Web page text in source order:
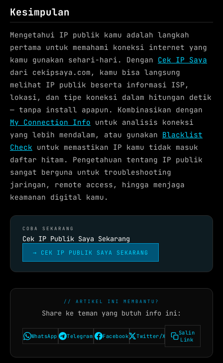
Kesimpulan
Mengetahui IP publik kamu adalah langkah
pertama untuk memahami koneksi internet yang
kamu gunakan sehari-hari. Dengan Cek IP Saya
dari cekipsaya.com, kamu bisa langsung
melihat IP publik beserta informasi ISP,
lokasi, dan tipe koneksi dalam hitungan detik
— tanpa install apapun. Kombinasikan dengan
My Connection Info untuk analisis koneksi
yang lebih mendalam, atau gunakan Blacklist
Check untuk memastikan IP kamu tidak masuk
daftar hitam. Pengetahuan tentang IP publik
sangat berguna untuk troubleshooting
jaringan, remote access, hingga menjaga
keamanan digital kamu.
COBA SEKARANG
Cek IP Publik Saya Sekarang
→ CEK IP PUBLIK SAYA SEKARANG
// ARTIKEL INI MEMBANTU?
Share ke teman yang butuh info ini:
WhatsApp Telegram Facebook Twitter/X
Salin
Link